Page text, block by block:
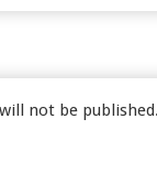
not be published.